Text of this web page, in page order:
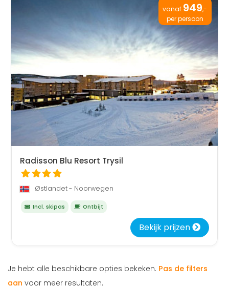
vanaf 949,-
per persoon
Radisson Blu Resort Trysil
Østlandet - Noorwegen
Incl. skipas Ontbijt
Bekijk prijzen
Je hebt alle beschikbare opties bekeken. Pas de filters
aan voor meer resultaten.